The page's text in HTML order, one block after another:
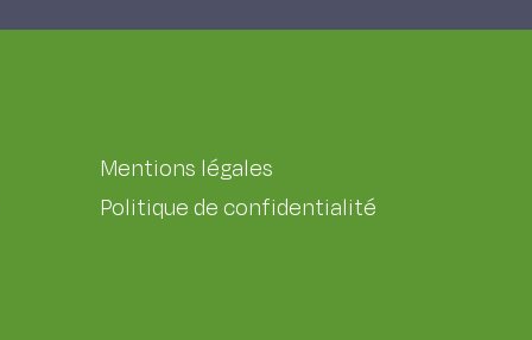
Mentions légales
Politique de confidentialité